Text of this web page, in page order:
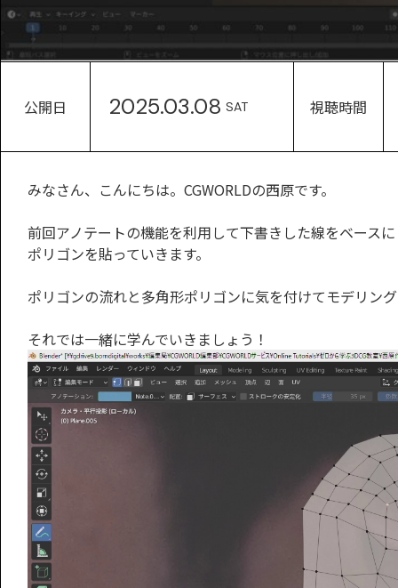
公開日 2025.03.08 SAT 視聴時間
みなさん、こんにちは。CGWORLDの西原です。
前回アノテートの機能を利用して下書きした線をベースに
ポリゴンを貼っていきます。
ポリゴンの流れと多角形ポリゴンに気を付けてモデリン
それでは一緒に学んでいきましょう！